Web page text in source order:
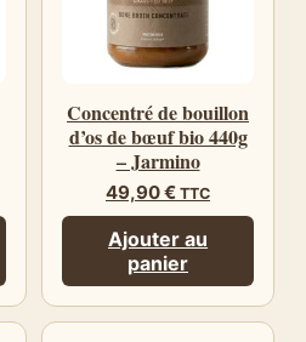
Concentré de bouillon
d’os de bœuf bio 440g
– Jarmino
49,90€ TTC
Ajouter au
panier